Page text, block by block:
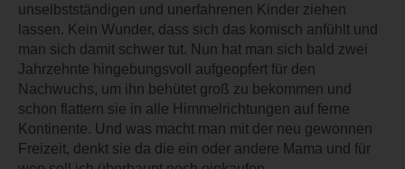
unselbstständigen und unerfahrenen Kinder ziehen
lassen. Kein Wunder, dass sich das komisch anfühlt und
man sich damit schwer tut. Nun hat man sich bald zwei
Jahrzehnte hingebungsvoll aufgeopfert für den
Nachwuchs, um ihn behütet groß zu bekommen und
schon flattern sie in alle Himmelrichtungen auf ferne
Kontinente. Und was macht man mit der neu gewonnen
Freizeit, denkt sie da die ein oder andere Mama und für